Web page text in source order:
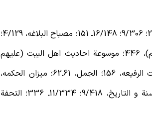
ـ نهج البلاغه، شرح عبده، 3/61؛ شرح نهج البلاغه، ابن ابی الحدید، 2/119؛ 9/306؛ 16/148ـ 151؛ مصباح البلاغه، 4/129؛
الغارات، 2/431؛ الاربعین، شیرازی، 191؛ مناقب اهل البیت (علیهم السّلام)، 446؛ موسوعة احادیث اهل البیت (علیهم
السّلام)، 5/393؛ المعیار و الموازنه، 180؛ نهج السعاده، 5/302؛ الدرجات الرفیعه، 156؛ الجمل، 61ـ62؛ میزان الحکمه،
1/146؛ موسوعة الامام علی بن ابی‌طالب (علیه السّلام) فی الکتاب و السنة و التاریخ، 9/418؛ 11/334ـ 336؛ التحفة